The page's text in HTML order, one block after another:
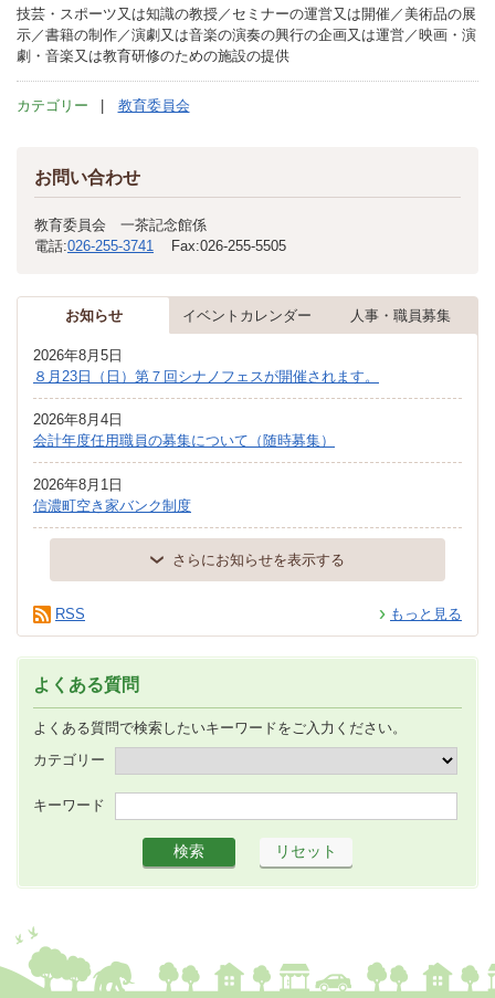
技芸・スポーツ又は知識の教授／セミナーの運営又は開催／美術品の展
示／書籍の制作／演劇又は音楽の演奏の興行の企画又は運営／映画・演
劇・音楽又は教育研修のための施設の提供
カテゴリー 教育委員会
お問い合わせ
教育委員会 一茶記念館係
電話:026-255-3741 Fax:026-255-5505
お知らせ イベントカレンダー 人事・職員募集
2026年8月5日
８月23日（日）第７回シナノフェスが開催されます。
2026年8月4日
会計年度任用職員の募集について（随時募集）
2026年8月1日
信濃町空き家バンク制度
さらにお知らせを表示する
もっと見る
RSS
よくある質問
よくある質問で検索したいキーワードをご入力ください。
カテゴリー
キーワード